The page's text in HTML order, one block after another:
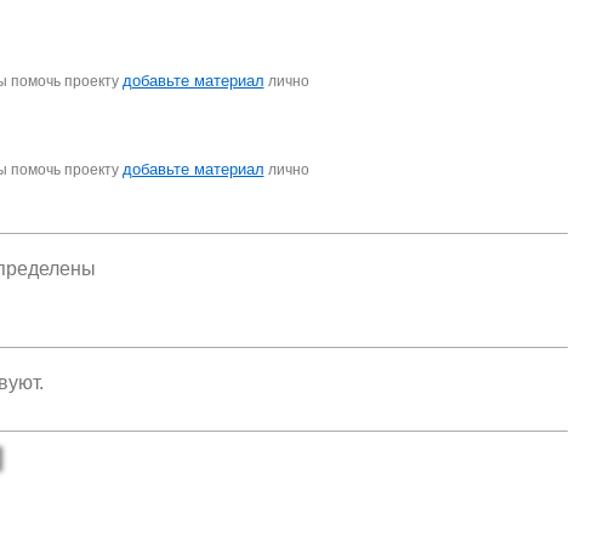
помочь проекту добавьте материал лично
помочь проекту добавьте материал лично